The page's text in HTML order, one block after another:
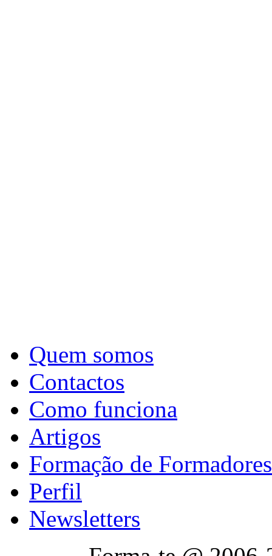
Quem somos
Contactos
Como funciona
Artigos
Formação de Formadores
Perfil
Newsletters